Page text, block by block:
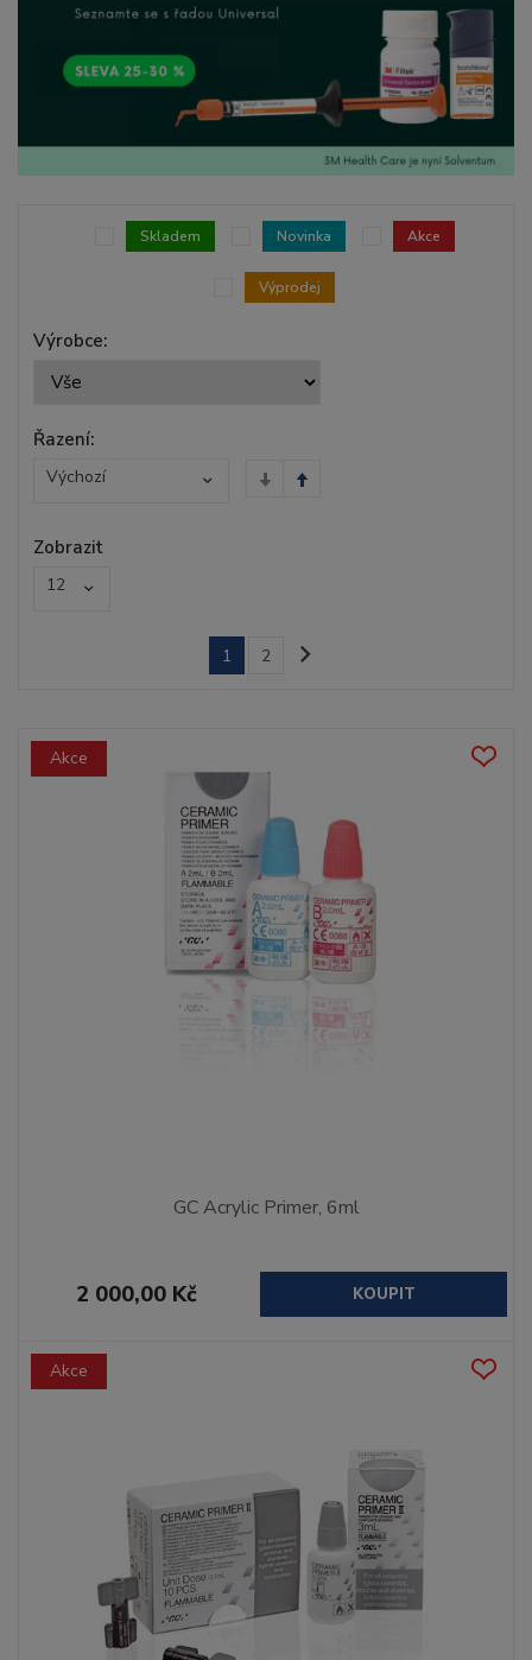
Výrobce:
Skladem Novinka Akce
Výprodej
Řazení:
Výchozí
Zobrazit
12
1 2
Akce
GC Acrylic Primer, 6ml
2 000,00 Kč KOUPIT
Akce